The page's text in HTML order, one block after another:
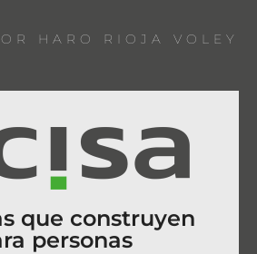
HARO RIOJA VOLEY
que construyen
personas